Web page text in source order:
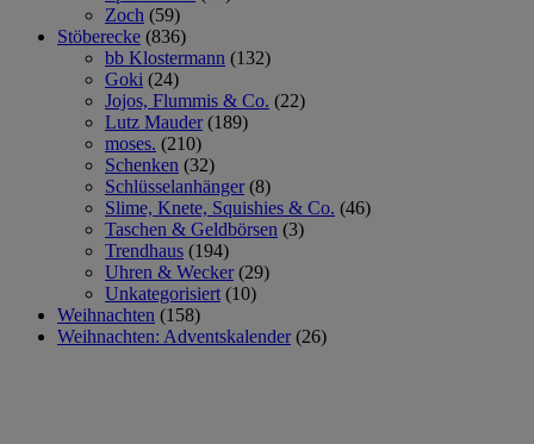
Zoch (59)
Stöberecke (836)
bb Klostermann (132)
Goki (24)
Jojos, Flummis & Co. (22)
Lutz Mauder (189)
moses. (210)
Schenken (32)
Schlüsselanhänger (8)
Slime, Knete, Squishies & Co. (46)
Taschen & Geldbörsen (3)
Trendhaus (194)
Uhren & Wecker (29)
Unkategorisiert (10)
Weihnachten (158)
Weihnachten: Adventskalender (26)